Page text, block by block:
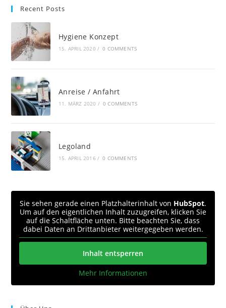
Recent Posts
Hygiene Konzept
15. APRIL 2020 / 0 COMMENTS
Anreise / Anfahrt
11. MÄRZ 2020 / 0 COMMENTS
Legoland
15. APRIL 2016 / 0 COMMENTS
Sie sehen gerade einen Platzhalterinhalt von HubSpot.
Um auf den eigentlichen Inhalt zuzugreifen, klicken Sie
auf die Schaltfläche unten. Bitte beachten Sie, dass
dabei Daten an Drittanbieter weitergegeben werden.
Inhalt entsperren
Mehr Informationen